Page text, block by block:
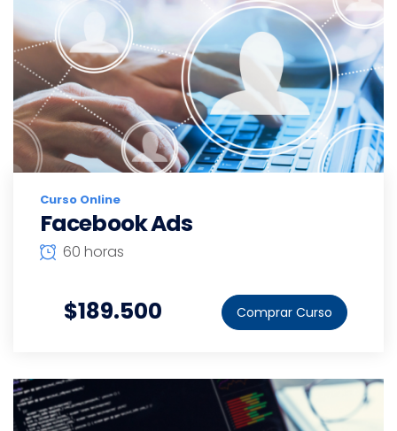
Curso Online
Facebook Ads
60 horas
$189.500 Comprar Curso